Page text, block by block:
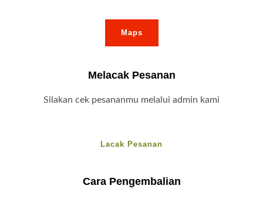
Maps
Melacak Pesanan
Silakan cek pesananmu melalui admin kami
Lacak Pesanan
Cara Pengembalian